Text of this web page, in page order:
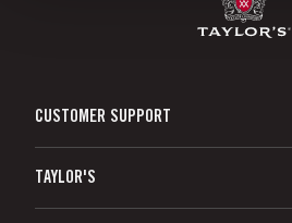
CUSTOMER SUPPORT
TAYLOR'S